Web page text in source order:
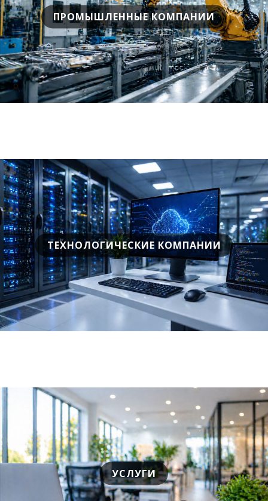
ПРОМЫШЛЕННЫЕ КОМПАНИИ
ТЕХНОЛОГИЧЕСКИЕ КОМПАНИИ
УСЛУГИ